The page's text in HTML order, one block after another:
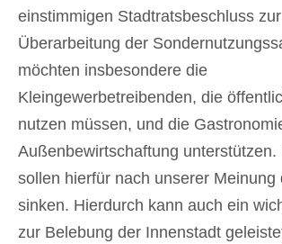
einstimmigen Stadtratsbeschluss zur
Überarbeitung der
möchten insbesondere die
Kleingewerbetreibenden, die
nutzen müssen, und die
Außenbewirtschaftung unterstützen.
sollen hierfür nach unserer Meinung
sinken. Hierdurch kann auch ein
zur Belebung der Innenstadt